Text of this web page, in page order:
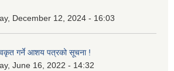
December 12, 2024 - 16:03
गर्ने आशय पत्रको सूचना !
June 16, 2022 - 14:32